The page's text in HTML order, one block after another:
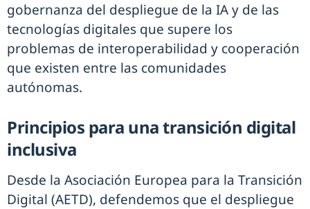
gobernanza del despliegue de la IA y de las
tecnologías digitales que supere los
problemas de interoperabilidad y cooperación
que existen entre las comunidades
autónomas.
Principios para una transición digital
inclusiva
Desde la Asociación Europea para la Transición
Digital (AETD), defendemos que el despliegue